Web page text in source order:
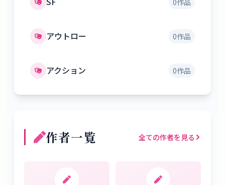
アウトロー 0作品
アクション 0作品
作者一覧 全ての作者を見る